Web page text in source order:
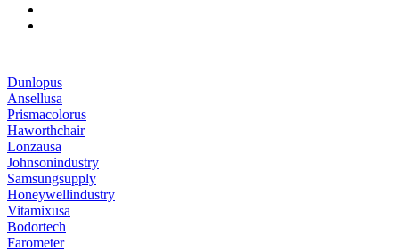
Dunlopus
Ansellusa
Prismacolorus
Haworthchair
Lonzausa
Johnsonindustry
Samsungsupply
Honeywellindustry
Vitamixusa
Bodortech
Farometer